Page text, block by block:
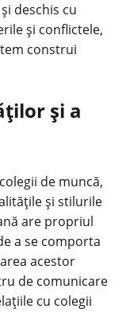
deschis cu
și conflictele,
construi
și a
de muncă,
și stilurile
are propriul
a se comporta
acestor
de comunicare
cu colegii